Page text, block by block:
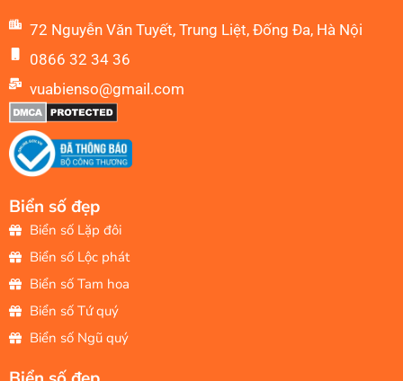
72 Nguyễn Văn Tuyết, Trung Liệt, Đống Đa, Hà Nội
0866 32 34 36
vuabienso@gmail.com
Biển số đẹp
Biển số Lặp đôi
Biển số Lộc phát
Biển số Tam hoa
Biển số Tứ quý
Biển số Ngũ quý